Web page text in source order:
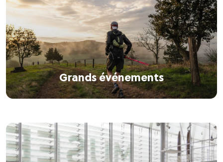
Grands événements